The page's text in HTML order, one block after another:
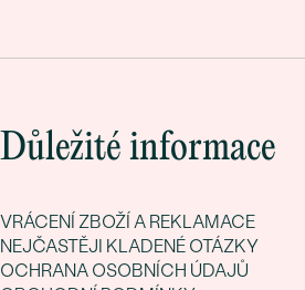
Důležité informace
VRÁCENÍ ZBOŽÍ A REKLAMACE
NEJČASTĚJI KLADENÉ OTÁZKY
OCHRANA OSOBNÍCH ÚDAJŮ